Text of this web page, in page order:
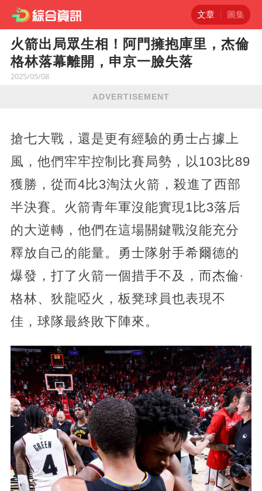
文章 圖集
火箭出局眾生相！阿門擁抱庫里，杰倫
格林落幕離開，申京一臉失落
2025/05/08
ADVERTISEMENT
搶七大戰，還是更有經驗的勇士占據上
風，他們牢牢控制比賽局勢，以103比89
獲勝，從而4比3淘汰火箭，殺進了西部
半決賽。火箭青年軍沒能實現1比3落后
的大逆轉，他們在這場關鍵戰沒能充分
釋放自己的能量。勇士隊射手希爾德的
爆發，打了火箭一個措手不及，而杰倫·
格林、狄龍啞火，板凳球員也表現不
佳，球隊最終敗下陣來。